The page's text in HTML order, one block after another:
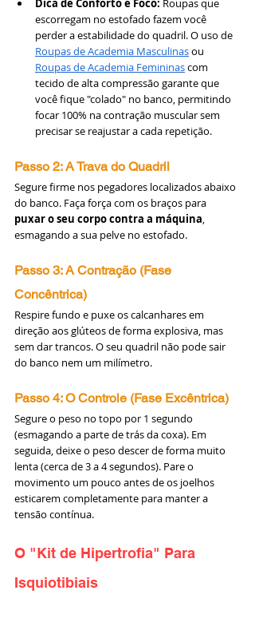
escorregam no estofado fazem você
perder a estabilidade do quadril. O uso de
Roupas de Academia Masculinas ou
Roupas de Academia Femininas com
tecido de alta compressão garante que
você fique "colado" no banco, permitindo
focar 100% na contração muscular sem
precisar se reajustar a cada repetição.
Passo 2: A Trava do Quadril
Segure firme nos pegadores localizados abaixo
do banco. Faça força com os braços para
puxar o seu corpo contra a máquina
esmagando a sua pelve no estofado.
Passo 3: A Contração (Fase
Concêntrica)
Respire fundo e puxe os calcanhares em
direção aos glúteos de forma explosiva, mas
sem dar trancos. O seu quadril não pode sair
do banco nem um milímetro.
Passo 4: O Controle (Fase Excêntrica)
Segure o peso no topo por 1 segundo
(esmagando a parte de trás da coxa). Em
seguida, deixe o peso descer de forma muito
lenta (cerca de 3 a 4 segundos). Pare o
movimento um pouco antes de os joelhos
esticarem completamente para manter a
tensão contínua.
O "Kit de Hipertrofia" Para
Isquiotibiais